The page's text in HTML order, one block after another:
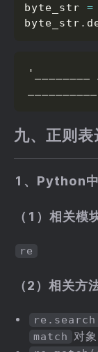
byte_str =
byte_str .
'________
九、正则表
1、Python
（1）相关模
re
（2）相关方
match 对象